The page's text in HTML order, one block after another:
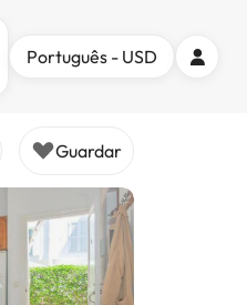
Português - USD
Guardar